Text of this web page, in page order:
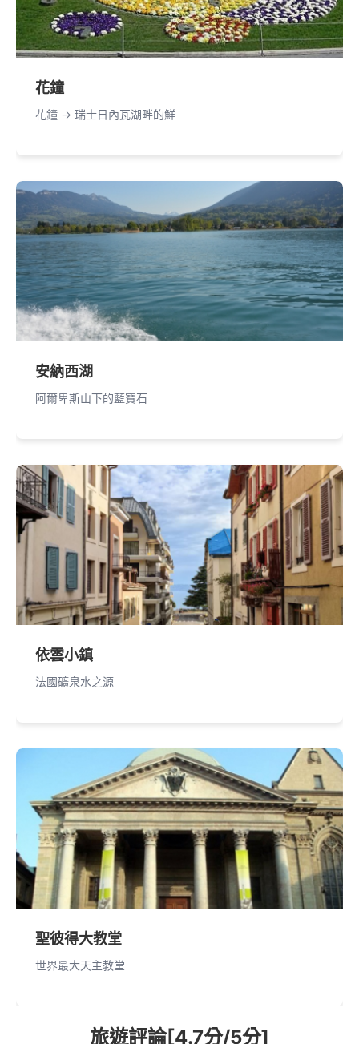
花鐘
花鐘 -> 瑞士日內瓦湖畔的鮮
安納西湖
阿爾卑斯山下的藍寶石
依雲小鎮
法國礦泉水之源
聖彼得大教堂
世界最大天主教堂
旅遊評論[4.7分/5分]